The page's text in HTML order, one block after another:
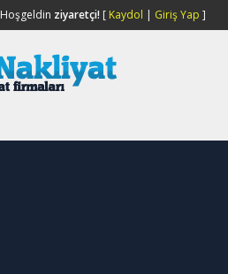
Hoşgeldin ziyaretçi![ Kaydol | Giriş Yap ]